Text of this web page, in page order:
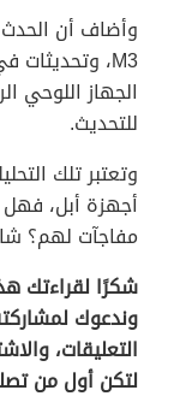
وأضاف أن الحدث
الجهاز اللوحي
للتحديث.
وتعتبر تلك
أجهزة أبل،
مفاجآت لهم؟
شكرًا لقراءتك
وندعوك
التعليقات،
لتكن أول من